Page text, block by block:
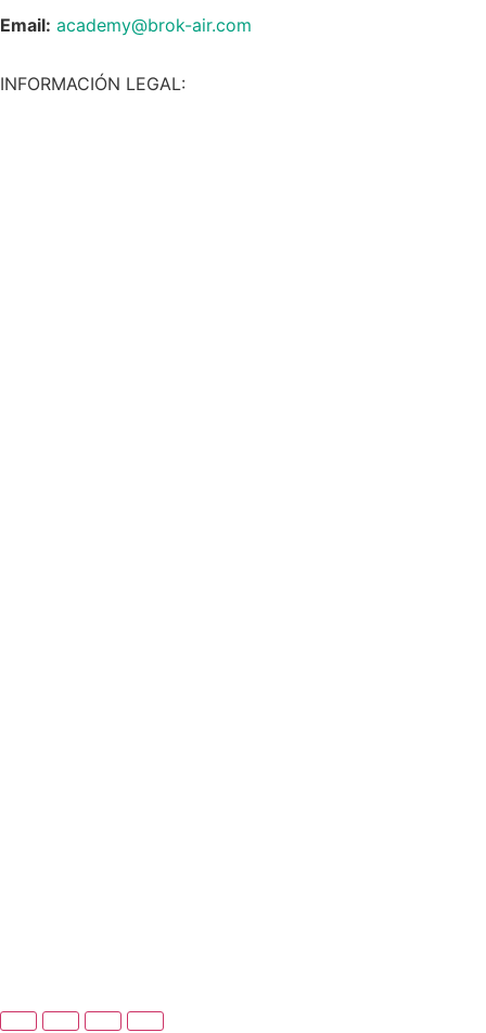
Email: academy@brok-air.com
INFORMACIÓN LEGAL: